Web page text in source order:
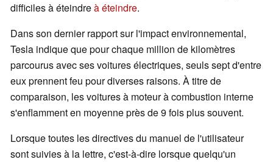
difficiles à éteindreà éteindre.
Dans son dernier rapport sur l'impact environnemental,
Tesla indique que pour chaque million de kilomètres
parcourus avec ses voitures électriques, seuls sept d'entre
eux prennent feu pour diverses raisons. À titre de
comparaison, les voitures à moteur à combustion interne
s'enflamment en moyenne près de 9 fois plus souvent.
Lorsque toutes les directives du manuel de l'utilisateur
sont suivies à la lettre, c'est-à-dire lorsque quelqu'un